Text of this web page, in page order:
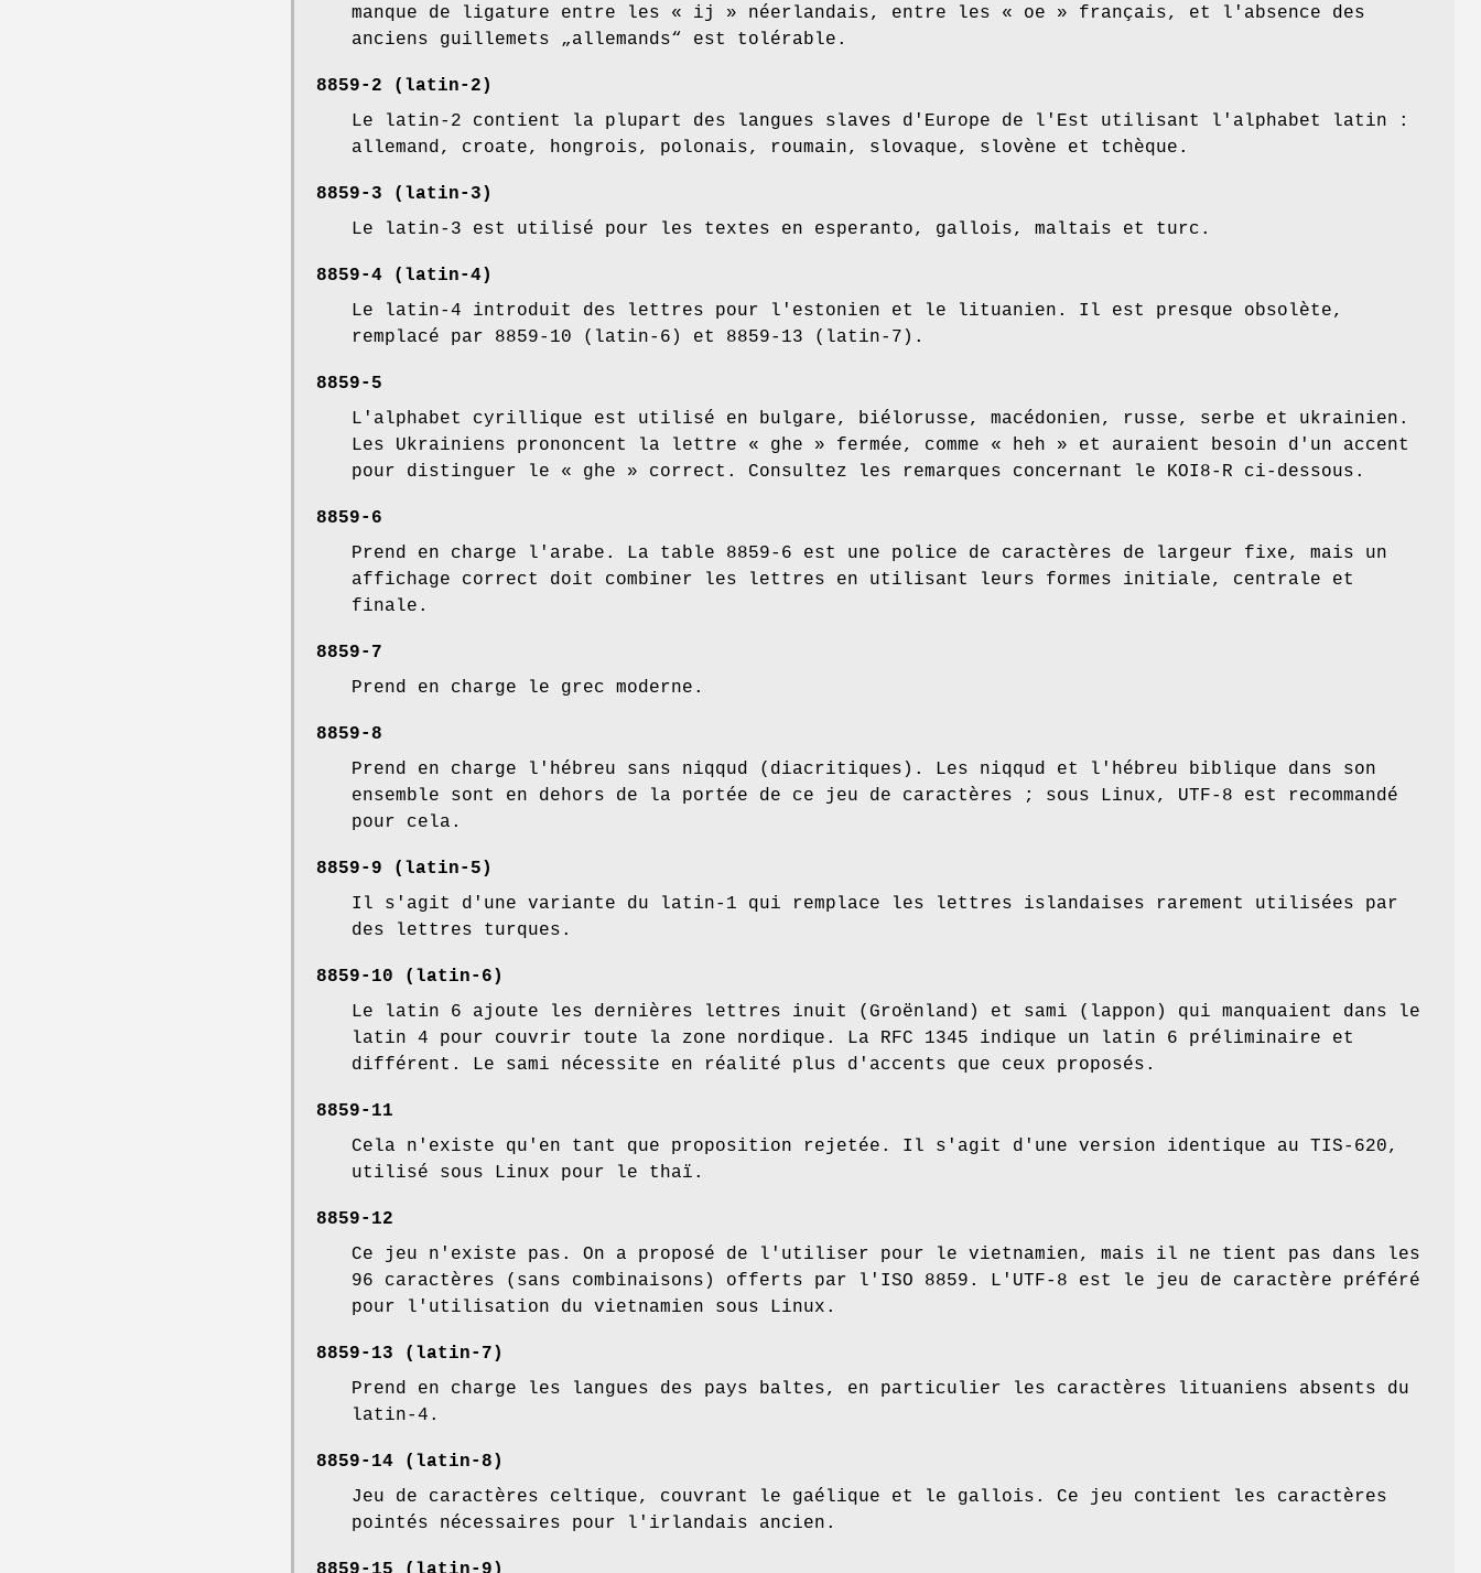
manque de ligature entre les « ij » néerlandais, entre les « oe » français, et l'absence des
anciens guillemets „allemands“ est tolérable.
8859-2 (latin-2)
Le latin-2 contient la plupart des langues slaves d'Europe de l'Est utilisant l'alphabet latin :
allemand, croate, hongrois, polonais, roumain, slovaque, slovène et tchèque.
8859-3 (latin-3)
Le latin-3 est utilisé pour les textes en esperanto, gallois, maltais et turc.
8859-4 (latin-4)
Le latin-4 introduit des lettres pour l'estonien et le lituanien. Il est presque obsolète,
remplacé par 8859-10 (latin-6) et 8859-13 (latin-7).
8859-5
L'alphabet cyrillique est utilisé en bulgare, biélorusse, macédonien, russe, serbe et ukrainien.
Les Ukrainiens prononcent la lettre « ghe » fermée, comme « heh » et auraient besoin d'un accent
pour distinguer le « ghe » correct. Consultez les remarques concernant le KOI8-R ci-dessous.
8859-6
Prend en charge l'arabe. La table 8859-6 est une police de caractères de largeur fixe, mais un
affichage correct doit combiner les lettres en utilisant leurs formes initiale, centrale et
finale.
8859-7
Prend en charge le grec moderne.
8859-8
Prend en charge l'hébreu sans niqqud (diacritiques). Les niqqud et l'hébreu biblique dans son
ensemble sont en dehors de la portée de ce jeu de caractères ; sous Linux, UTF-8 est recommandé
pour cela.
8859-9 (latin-5)
Il s'agit d'une variante du latin-1 qui remplace les lettres islandaises rarement utilisées par
des lettres turques.
8859-10 (latin-6)
Le latin 6 ajoute les dernières lettres inuit (Groënland) et sami (lappon) qui manquaient dans le
latin 4 pour couvrir toute la zone nordique. La RFC 1345 indique un latin 6 préliminaire et
différent. Le sami nécessite en réalité plus d'accents que ceux proposés.
8859-11
Cela n'existe qu'en tant que proposition rejetée. Il s'agit d'une version identique au TIS-620,
utilisé sous Linux pour le thaï.
8859-12
Ce jeu n'existe pas. On a proposé de l'utiliser pour le vietnamien, mais il ne tient pas dans les
96 caractères (sans combinaisons) offerts par l'ISO 8859. L'UTF-8 est le jeu de caractère préféré
pour l'utilisation du vietnamien sous Linux.
8859-13 (latin-7)
Prend en charge les langues des pays baltes, en particulier les caractères lituaniens absents du
latin-4.
8859-14 (latin-8)
Jeu de caractères celtique, couvrant le gaélique et le gallois. Ce jeu contient les caractères
pointés nécessaires pour l'irlandais ancien.